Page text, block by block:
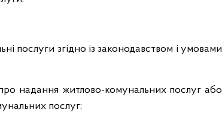
послуги згідно із законодавством і умовами
надання житлово-комунальних послуг або
послуг;